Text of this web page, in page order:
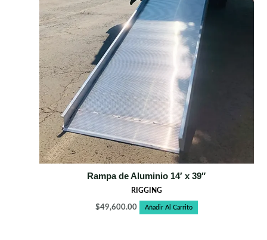
Rampa de Aluminio 14′ x 39″
RIGGING
$49,600.00 Añadir Al Carrito